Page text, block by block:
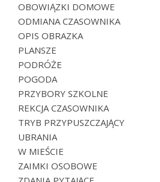
OBOWIĄZKI DOMOWE
ODMIANA CZASOWNIKA
OPIS OBRAZKA
PLANSZE
PODRÓŻE
POGODA
PRZYBORY SZKOLNE
REKCJA CZASOWNIKA
TRYB PRZYPUSZCZAJĄCY
UBRANIA
W MIEŚCIE
ZAIMKI OSOBOWE